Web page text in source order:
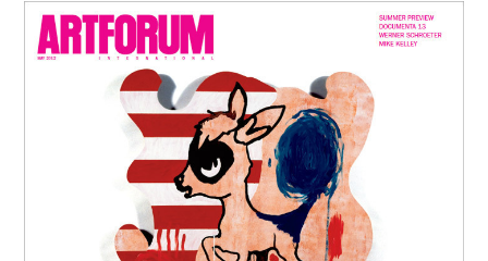
杂志
ART & EDUCATION